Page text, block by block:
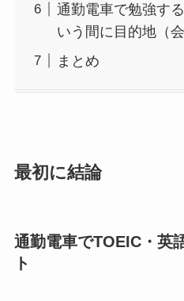
通勤電車で勉強す
いう間に目的地（
まとめ
最初に結論
通勤電車でTOEIC・英
ト